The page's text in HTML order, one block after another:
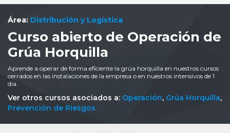
Área: Distribución y Logística
Curso abierto de Operación de
Grúa Horquilla
Aprende a operar de forma eficiente la grúa horquilla en nuestros cursos
cerrados en las instalaciones de la empresa o en nuestros intensivos de 1
día.
Ver otros cursos asociados a: Operación, Grúa Horquilla,
Prevención de Riesgos